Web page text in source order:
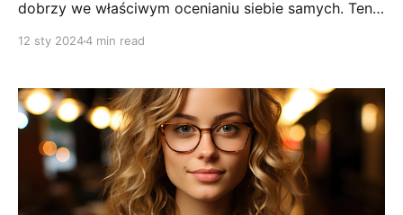
dobrzy we właściwym ocenianiu siebie samych. Ten
wychylenia w kierunku pozytywnym.
12 sty 20244 min read